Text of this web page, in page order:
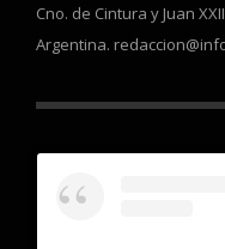
Cno. de Cintura y Juan
Argentina.